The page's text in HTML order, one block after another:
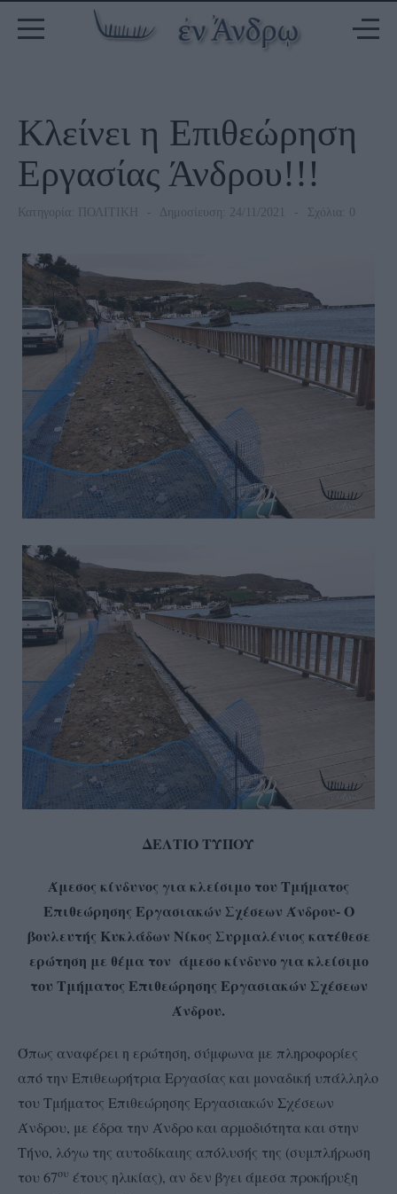
Κλείνει η Επιθεώρηση
Εργασίας Άνδρου!!!
Κατηγορία: ΠΟΛΙΤΙΚΗ Δημοσίευση: 24/11/2021 Σχόλια: 0
ΔΕΛΤΙΟ ΤΥΠΟΥ
Άμεσος κίνδυνος για κλείσιμο του Τμήματος
Επιθεώρησης Εργασιακών Σχέσεων Άνδρου- Ο
βουλευτής Κυκλάδων Νίκος Συρμαλένιος κατέθεσε
ερώτηση με θέμα τον άμεσο κίνδυνο για κλείσιμο
του Τμήματος Επιθεώρησης Εργασιακών Σχέσεων
Άνδρου.
Όπως αναφέρει η ερώτηση, σύμφωνα με πληροφορίες
από την Επιθεωρήτρια Εργασίας και μοναδική υπάλληλο
του Τμήματος Επιθεώρησης Εργασιακών Σχέσεων
Άνδρου, με έδρα την Άνδρο και αρμοδιότητα και στην
Τήνο, λόγω της αυτοδίκαιης απόλυσής της (συμπλήρωση
του 67ου έτους ηλικίας), αν δεν βγει άμεσα προκήρυξη